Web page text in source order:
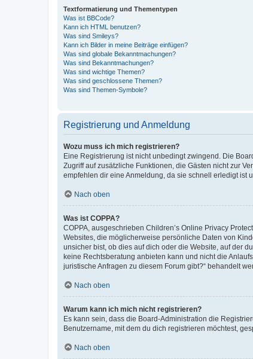
Textformatierung und Thementypen
Was ist BBCode?
Kann ich HTML benutzen?
Was sind Smileys?
Kann ich Bilder in meine Beiträge einfügen?
Was sind globale Bekanntmachungen?
Was sind Bekanntmachungen?
Was sind wichtige Themen?
Was sind geschlossene Themen?
Was sind Themen-Symbole?
Registrierung und Anmeldung
Wozu muss ich mich registrieren?
Eine Registrierung ist nicht unbedingt zwingend. Die
Zugriff auf zusätzliche Funktionen, die Gästen nicht zur
empfehlen dir eine Anmeldung, da sie schnell erledigt ist
Nach oben
Was ist COPPA?
COPPA, ausgeschrieben Children’s Online Privacy
Websites, die möglicherweise persönliche Daten von
unsicher bist, ob dies auf dich oder die Website, auf der
keine Rechtsberatung anbieten kann und nicht die
juristische Anfragen zu diesem Forum gibt?“ behandelt
Nach oben
Warum kann ich mich nicht registrieren?
Es kann sein, dass die Board-Administration die
Benutzername, mit dem du dich registrieren möchtest,
Nach oben